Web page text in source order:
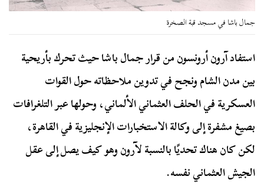
جمال باشا في مسجد قبة الصخرة
استفاد آرون أرونسون من قرار جمال باشا حيث تحرك بأريحية
بين مدن الشام ونجح في تدوين ملاحظاته حول القوات
العسكرية في الحلف العثماني الألماني، وحولها عبر التلغرافات
بصيغ مشفرة إلى وكالة الاستخبارات الإنجليزية في القاهرة،
لكن كان هناك تحديًا بالنسبة لآرون وهو كيف يصل إلى عقل
الجيش العثماني نفسه.